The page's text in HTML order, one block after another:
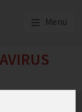
Menu